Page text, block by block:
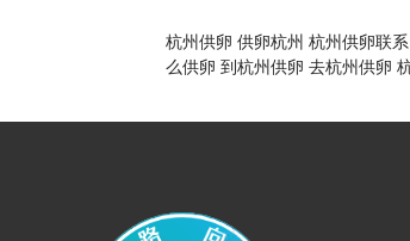
杭州供卵 供卵杭州 杭州供卵联系
么供卵 到杭州供卵 去杭州供卵